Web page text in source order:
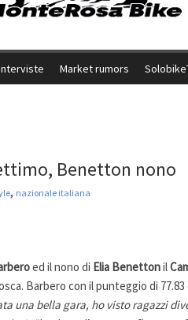
Market rumors
Benetton nono
, nazionale italiana
ed il nono di Elia Benettonil
Barbero con il punteggio di
una bella gara, ho visto ragazzi